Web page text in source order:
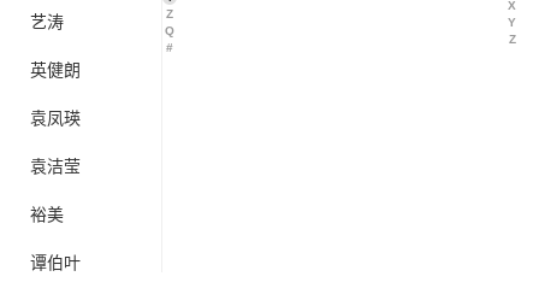
艺涛
英健朗
袁凤瑛
袁洁莹
裕美
谭伯叶
Z
Q
#
X
Y
Z